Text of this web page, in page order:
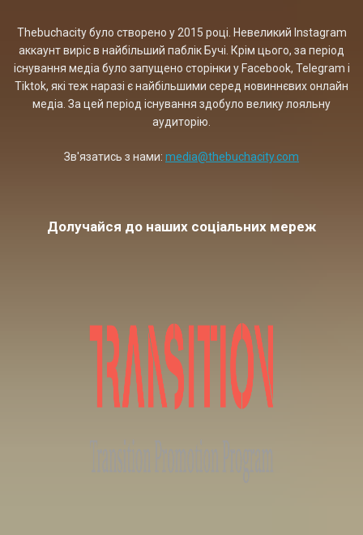
Thebuchacity було створено у 2015 році. Невеликий Instagram
аккаунт виріс в найбільший паблік Бучі. Крім цього, за період
існування медіа було запущено сторінки у Facebook, Telegram і
Tiktok, які теж наразі є найбільшими серед новиннєвих онлайн
медіа. За цей період існування здобуло велику лояльну
аудиторію.
Зв'язатись з нами: media@thebuchacity.com
Долучайся до наших соціальних мереж